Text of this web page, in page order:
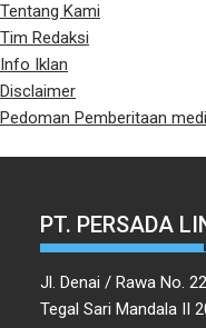
Tentang Kami
Tim Redaksi
Info Iklan
Disclaimer
Pedoman Pemberitaan
PT. PERSADA
Jl. Denai / Rawa No.
Tegal Sari Mandala II